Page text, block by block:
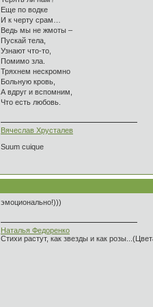
Еще по водке
И к черту срам…
Ведь мы не жмоты –
Пускай тела,
Узнают что-то,
Помимо зла.
Тряхнем нескромно
Больную кровь,
А вдруг и вспомним,
Что есть любовь.
Вячеслав Хрусталев
Suum cuique
эмоционально!)))
Наталья Федоренко
Стихи растут, как звезды и как